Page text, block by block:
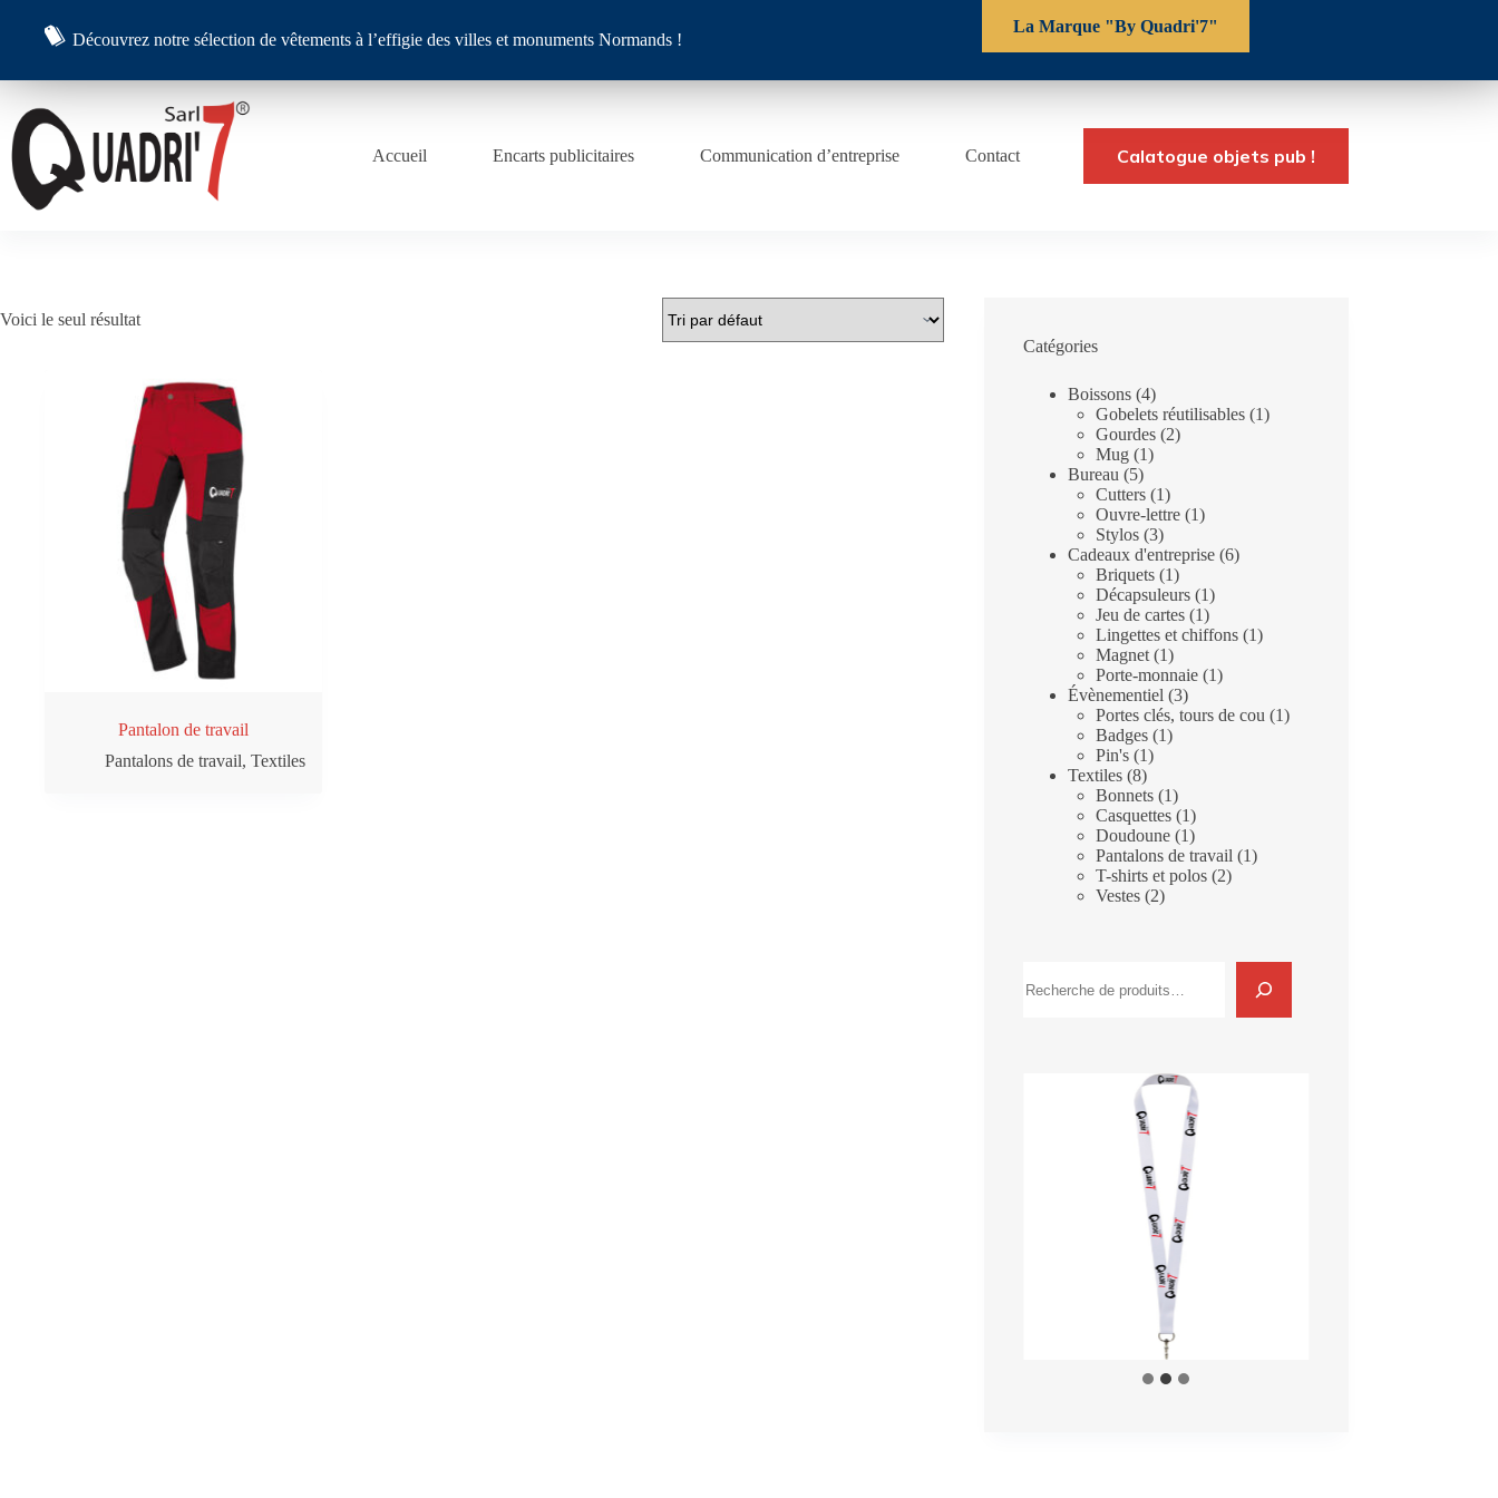
contenu
Découvrez notre sélection de vêtements à l’effigie des villes et monuments Normands !
La Marque "By Quadri'7"
Accueil Encarts publicitaires Communication d’entreprise Contact Calatogue objets pub !
Voici le seul résultat
Pantalon de travail
Pantalons de travail,Textiles
Catégories
Boissons 44
produits
Gobelets réutilisables 11
Gourdes 22
Mug 11
Bureau 55
produits
Cutters 11
produit
Ouvre-lettre 11
Stylos 33
produits
Cadeaux d'entreprise 66
Briquets 11
produit
Décapsuleurs 11
produit
Jeu de cartes 11
produit
Lingettes et chiffons 11
Magnet 11
produit
Porte-monnaie 11
Évènementiel 33
produits
Portes clés, tours de cou 11
Badges 11
Pin's 11
Textiles 88
produits
Bonnets 11
produit
Casquettes 11
produit
Doudoune 11
produit
Pantalons de travail 11
T-shirts et polos 22
Vestes 22